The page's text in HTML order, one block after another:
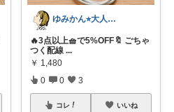
ゆみかん⭐︎大人の暮らし研究室
🔥3点以上🧺で5%OFF🔖 ごちゃ
つく配線 ...
￥ 1,480
0 0 3
コレ いいね